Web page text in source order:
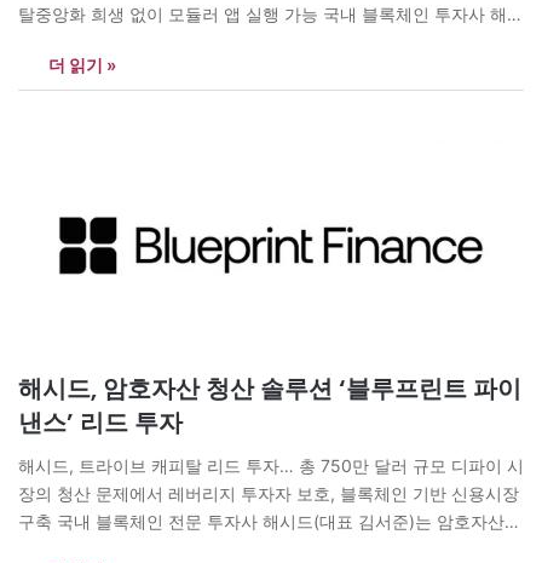
탈중앙화 희생 없이 모듈러 앱 실행 가능 국내 블록체인 투자사 해시
(Blackwing, 공동창업자 샤미어 나비드, 조레이어 칼라퍈)에 투자했
다고 8일 밝혔다. 총 450만 달러(한화…
더 읽기 »
해시드, 암호자산 청산 솔루션 ‘블루프린트 파이
낸스’ 리드 투자
해시드, 트라이브 캐피탈 리드 투자… 총 750만 달러 규모 디파이 시
장의 청산 문제에서 레버리지 투자자 보호, 블록체인 기반 신용시장
구축 국내 블록체인 전문 투자사 해시드(대표 김서준)는 암호자산